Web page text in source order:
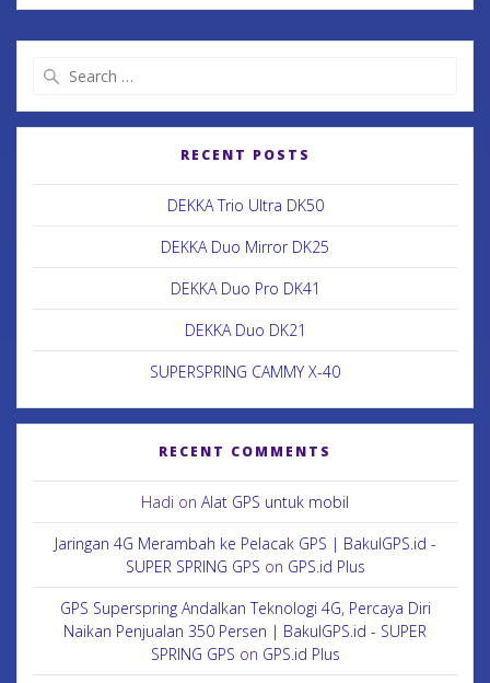
RECENT POSTS
DEKKA Trio Ultra DK50
DEKKA Duo Mirror DK25
DEKKA Duo Pro DK41
DEKKA Duo DK21
SUPERSPRING CAMMY X-40
RECENT COMMENTS
Hadi on Alat GPS untuk mobil
Jaringan 4G Merambah ke Pelacak GPS | BakulGPS.id -
SUPER SPRING GPS on GPS.id Plus
GPS Superspring Andalkan Teknologi 4G, Percaya Diri
Naikan Penjualan 350 Persen | BakulGPS.id - SUPER
SPRING GPS on GPS.id Plus